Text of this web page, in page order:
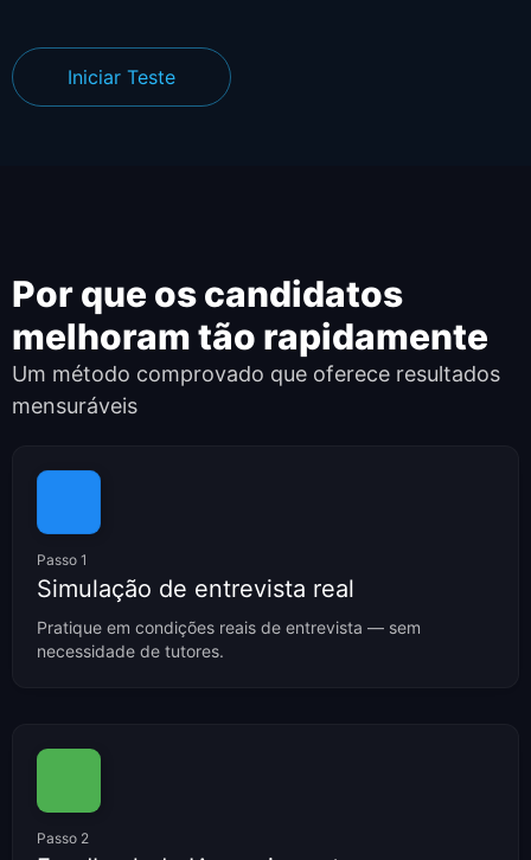
Iniciar Teste
Por que os candidatos
melhoram tão rapidamente
Um método comprovado que oferece resultados
mensuráveis
Passo 1
Simulação de entrevista real
Pratique em condições reais de entrevista — sem
necessidade de tutores.
Passo 2